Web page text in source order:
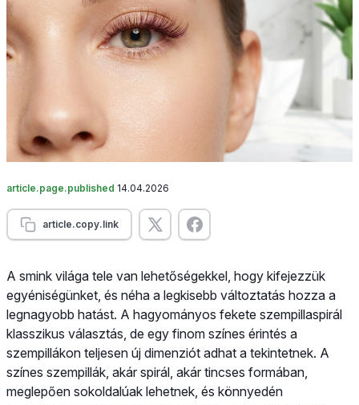
article.page.published 14.04.2026
article.copy.link
A smink világa tele van lehetőségekkel, hogy kifejezzük
egyéniségünket, és néha a legkisebb változtatás hozza a
legnagyobb hatást. A hagyományos fekete szempillaspirál
klasszikus választás, de egy finom színes érintés a
szempillákon teljesen új dimenziót adhat a tekintetnek. A
színes szempillák, akár spirál, akár tincses formában,
meglepően sokoldalúak lehetnek, és könnyedén